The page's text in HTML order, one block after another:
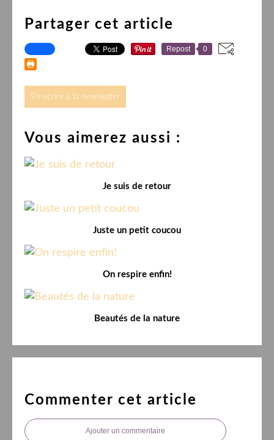
Partager cet article
Repost 0
S'inscrire à la newsletter
Vous aimerez aussi :
Je suis de retour
Juste un petit coucou
On respire enfin!
Beautés de la nature
Commenter cet article
Ajouter un commentaire